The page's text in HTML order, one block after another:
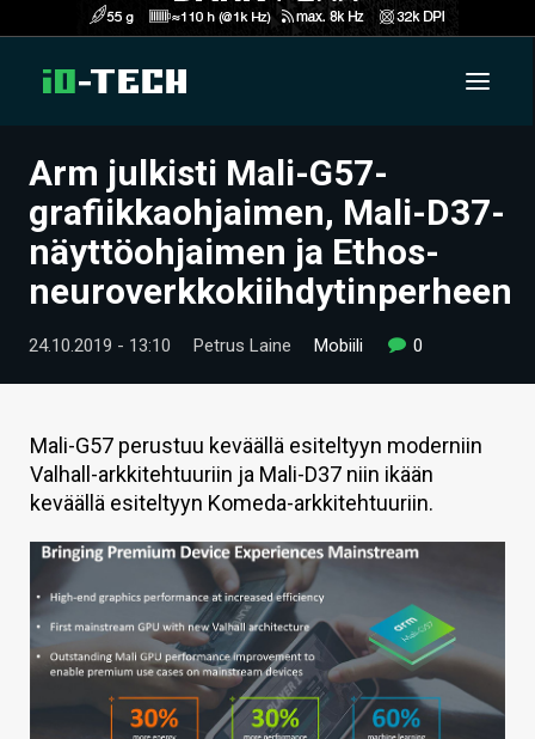
UUTISET
ARTIKKELIT
VIDEOT
TECHBBS
HINTA.FI
KAUPPA
VAIHDA TEEMA
HAKU
Arm julkisti Mali-G57-
grafiikkaohjaimen, Mali-D37-
näyttöohjaimen ja Ethos-
neuroverkkokiihdytinperheen
24.10.2019 - 13:10 Petrus Laine Mobiili 0
Mali-G57 perustuu keväällä esiteltyyn moderniin
Valhall-arkkitehtuuriin ja Mali-D37 niin ikään
keväällä esiteltyyn Komeda-arkkitehtuuriin.